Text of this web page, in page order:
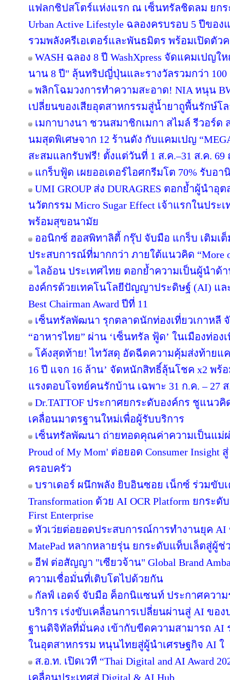
แฟลกชิปสโตร์แห่งแรก ณ เซ็นทรัลชิดลม ยก
Urban Active Lifestyle ฉลองครบรอบ 5 ปีของ
รวมพลังครีเอเตอร์และพันธมิตร พร้อมเปิดตัว
WASH ฉลอง 8 ปี WashXpress จัดแคมเปญ
นาน 8 ปี" ลุ้นทริปญี่ปุ่นและรางวัลรวมกว่า 100
พลิกโฉมวงการทำความสะอาด! NIA หนุน
เปลี่ยนของเสียอุตสาหกรรมสู่น้ำยาถูพื้นรักษ์โ
เมกาบางนา ชวนสมาชิกเมกา สไมล์ รีวอร์ด
นมสุดพิเศษจาก 12 ร้านดัง กับแคมเปญ
สะสมแลกรับฟรี! ตั้งแต่วันที่ 1 ส.ค.–31 ส.ค.
แกร็บฟู้ด เผยออเดอร์ไอศกรีมโต 70% รับอา
UMI GROUP ส่ง DURAGRES ตอกย้ำผู้นำอุ
นวัตกรรม Micro Sugar Effect เจ้าแรกในปร
พร้อมสุขอนามัย
ออนิกซ์ ฮอสพิทาลิตี้ กรุ๊ป จับมือ แกร็บ เติมเ
ประสบการณ์ที่มากกว่า ภายใต้แนวคิด “More
ไลอ้อน ประเทศไทย ตอกย้ำความเป็นผู้นำด้
องค์กรด้วยเทคโนโลยีปัญญาประดิษฐ์ (AI) และ
Best Chairman Award ปีที่ 11
เซ็นทรัลพัฒนา รุกตลาดนักท่องเที่ยวเกาหลี
“อาหารไทย” ผ่าน ‘เซ็นทรัล ฟู้ด’ ในเมืองท่อง
โค้งสุดท้าย! ไทวัสดุ อัดฉีดความคุ้มส่งท้ายแ
16 ปี แจก 16 ล้าน’ จัดหนักสิทธิ์ลุ้นโชค x2 พ
แรงตอบโจทย์คนรักบ้าน เฉพาะ 31 ก.ค. – 27
Dr.TATTOF ประกาศยกระดับองค์กร ชูแนว
เคลื่อนมาตรฐานใหม่เพื่อผู้รับบริการ
เซ็นทรัลพัฒนา ถ่ายทอดคุณค่าความเป็นแม่ผ่า
Proud of My Mom' ต่อยอด Consumer Insight
ครอบครัว
บราเดอร์ ผนึกพลัง ยิบอินซอย เน็กซ์ ร่วมขับเ
Transformation ด้วย AI OCR Platform ยกระ
First Enterprise
หัวเว่ยต่อยอดประสบการณ์การทำงานยุค AI
MatePad หลากหลายรุ่น ยกระดับแท็บเล็ตสู่ผู้
อีฟ ต่อสัญญา "เซียวจ้าน" Global Brand
ความเชื่อมั่นที่เติบโตไปด้วยกัน
กัลฟ์ เอดจ์ จับมือ ค็อกนิแซนท์ ประกาศควา
บริการ เร่งขับเคลื่อนการเปลี่ยนผ่านสู่ AI ขอ
ฐานดิจิทัลที่มั่นคง เข้ากับขีดความสามารถ AI
ในอุตสาหกรรม หนุนไทยสู่ผู้นำเศรษฐกิจ AI ใ
ส.อ.ท. เปิดเวที “Thai Digital and AI Award
เคลื่อนประเทศสู่ Digital & AI Hub